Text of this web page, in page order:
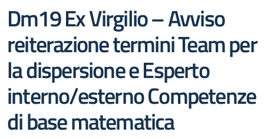
Dm19 Ex Virgilio – Avviso
reiterazione termini Team per
la dispersione e Esperto
interno/esterno Competenze
di base matematica